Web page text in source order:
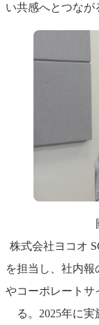
い共感へとつなが
株式会社ヨコオ
を担当し、社内
やコーポレートサ
る。2025年に